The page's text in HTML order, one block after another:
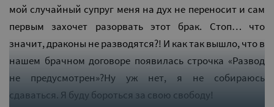
мой случайный супруг меня на дух не переносит и сам
первым захочет разорвать этот брак. Стоп… что
значит, драконы не разводятся?! И как так вышло, что в
нашем брачном договоре появилась строчка «Развод
не предусмотрен»?Ну уж нет, я не собираюсь
сдаваться. Я буду бороться за свою свободу!